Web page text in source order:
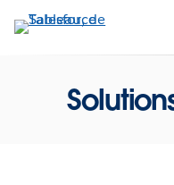
Aller
au